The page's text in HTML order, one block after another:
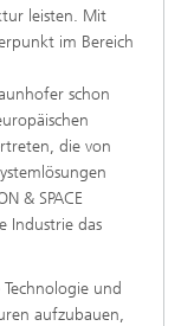
leisten. Mit
im Bereich
schon
die von
& SPACE
Industrie das
und
aufzubauen,